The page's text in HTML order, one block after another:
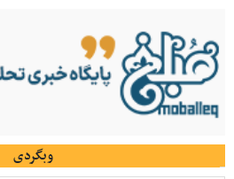
وبگردی